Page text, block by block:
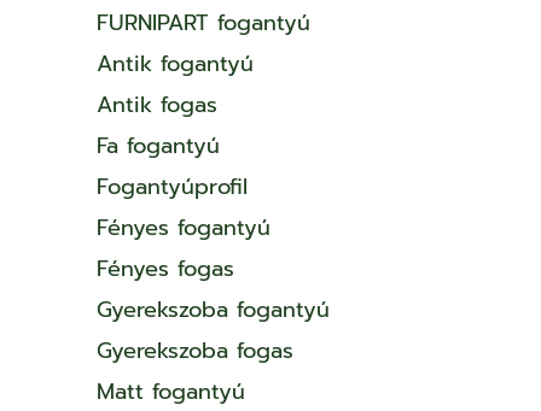
FURNIPART fogantyú
Antik fogantyú
Antik fogas
Fa fogantyú
Fogantyúprofil
Fényes fogantyú
Fényes fogas
Gyerekszoba fogantyú
Gyerekszoba fogas
Matt fogantyú